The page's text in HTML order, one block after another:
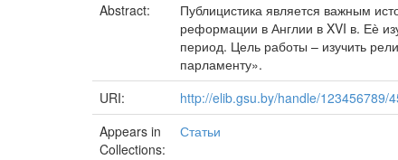
Abstract:
Публицистика является важным
реформации в Англии в XVI в. Еѐ
период. Цель работы – изучить
парламенту».
URI:
http://elib.gsu.by/handle/123456789/
Appears in
Collections:
Статьи